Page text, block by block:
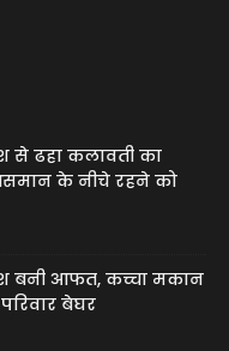
से ढहा कलावती का
के नीचे रहने को
बनी आफत, कच्चा मकान
बेघर